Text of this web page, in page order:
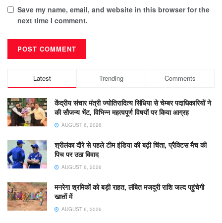
Save my name, email, and website in this browser for the
next time I comment.
Latest Trending Comments
केंद्रीय संचार मंत्री ज्योतिरादित्य सिंधिया से चेम्बर पदाधिकारियों ने
की सौजन्य भेंट, विभिन्न महत्वपूर्ण विषयों पर किया आग्रह
AUGUST 6, 2026
श्रीलंका दौरे से पहले टीम इंडिया की बढ़ी चिंता, प्रैक्टिस मैच की
पिच पर उठा विवाद
AUGUST 6, 2026
मनरेगा श्रमिकों को बड़ी राहत, लंबित मजदूरी राशि जल्द पहुंचेगी
खातों में
AUGUST 6, 2026